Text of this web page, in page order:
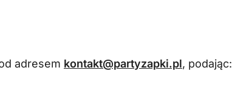
adresem kontakt@partyzapki.pl, podając: